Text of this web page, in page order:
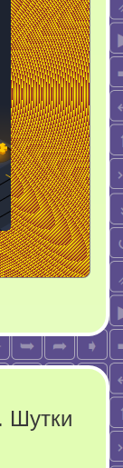
Шутки